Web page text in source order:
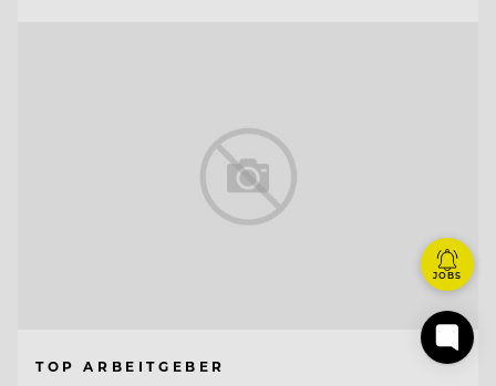
TOP ARBEITGEBER
JOBS